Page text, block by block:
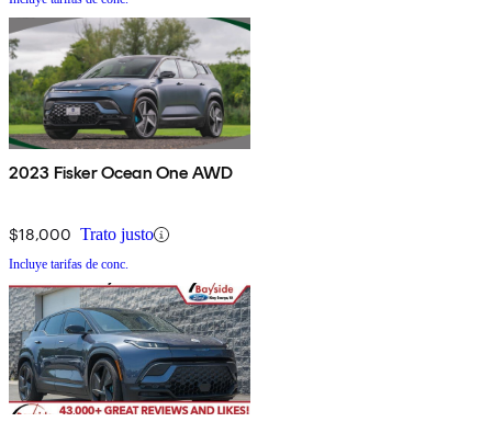
2023 Fisker Ocean One AWD
$18,000 Trato justo
Incluye tarifas de conc.